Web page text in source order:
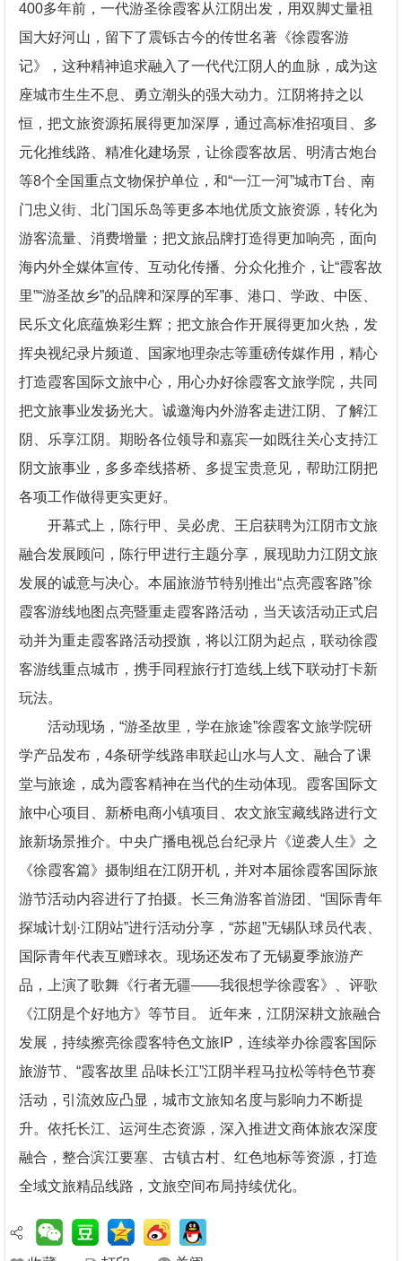
400多年前，一代游圣徐霞客从江阴出发，用双脚丈量祖
国大好河山，留下了震铄古今的传世名著《徐霞客游
记》，这种精神追求融入了一代代江阴人的血脉，成为这
座城市生生不息、勇立潮头的强大动力。江阴将持之以
恒，把文旅资源拓展得更加深厚，通过高标准招项目、多
元化推线路、精准化建场景，让徐霞客故居、明清古炮台
等8个全国重点文物保护单位，和“一江一河”城市T台、南
门忠义街、北门国乐岛等更多本地优质文旅资源，转化为
游客流量、消费增量；把文旅品牌打造得更加响亮，面向
海内外全媒体宣传、互动化传播、分众化推介，让“霞客故
里”“游圣故乡”的品牌和深厚的军事、港口、学政、中医、
民乐文化底蕴焕彩生辉；把文旅合作开展得更加火热，发
挥央视纪录片频道、国家地理杂志等重磅传媒作用，精心
打造霞客国际文旅中心，用心办好徐霞客文旅学院，共同
把文旅事业发扬光大。诚邀海内外游客走进江阴、了解江
阴、乐享江阴。期盼各位领导和嘉宾一如既往关心支持江
阴文旅事业，多多牵线搭桥、多提宝贵意见，帮助江阴把
各项工作做得更实更好。
开幕式上，陈行甲、吴必虎、王启获聘为江阴市文旅
融合发展顾问，陈行甲进行主题分享，展现助力江阴文旅
发展的诚意与决心。本届旅游节特别推出“点亮霞客路”徐
霞客游线地图点亮暨重走霞客路活动，当天该活动正式启
动并为重走霞客路活动授旗，将以江阴为起点，联动徐霞
客游线重点城市，携手同程旅行打造线上线下联动打卡新
玩法。
活动现场，“游圣故里，学在旅途”徐霞客文旅学院研
学产品发布，4条研学线路串联起山水与人文、融合了课
堂与旅途，成为霞客精神在当代的生动体现。霞客国际文
旅中心项目、新桥电商小镇项目、农文旅宝藏线路进行文
旅新场景推介。中央广播电视总台纪录片《逆袭人生》之
《徐霞客篇》摄制组在江阴开机，并对本届徐霞客国际旅
游节活动内容进行了拍摄。长三角游客首游团、“国际青年
探城计划·江阴站”进行活动分享，“苏超”无锡队球员代表、
国际青年代表互赠球衣。现场还发布了无锡夏季旅游产
品，上演了歌舞《行者无疆——我很想学徐霞客》、评歌
《江阴是个好地方》等节目。 近年来，江阴深耕文旅融合
发展，持续擦亮徐霞客特色文旅IP，连续举办徐霞客国际
旅游节、“霞客故里 品味长江”江阴半程马拉松等特色节赛
活动，引流效应凸显，城市文旅知名度与影响力不断提
升。依托长江、运河生态资源，深入推进文商体旅农深度
融合，整合滨江要塞、古镇古村、红色地标等资源，打造
全域文旅精品线路，文旅空间布局持续优化。